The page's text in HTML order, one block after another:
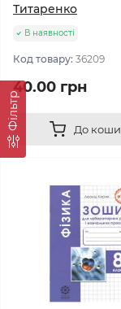
Фільтр
Титаренко
В наявності
Код товару: 36209
40.00 грн
До